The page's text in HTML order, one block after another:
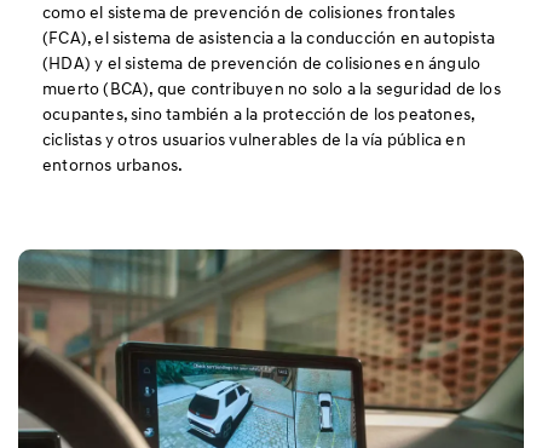
como el sistema de prevención de colisiones frontales
(FCA), el sistema de asistencia a la conducción en autopista
(HDA) y el sistema de prevención de colisiones en ángulo
muerto (BCA), que contribuyen no solo a la seguridad de los
ocupantes, sino también a la protección de los peatones,
ciclistas y otros usuarios vulnerables de la vía pública en
entornos urbanos.